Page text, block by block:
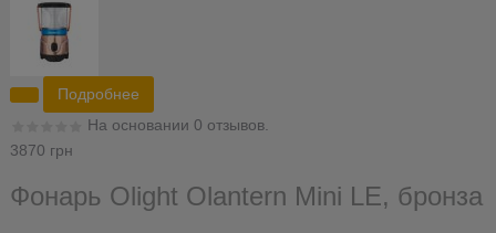
Подробнее
На основании 0 отзывов.
3870 грн
Фонарь Olight Olantern Mini LE, бронза